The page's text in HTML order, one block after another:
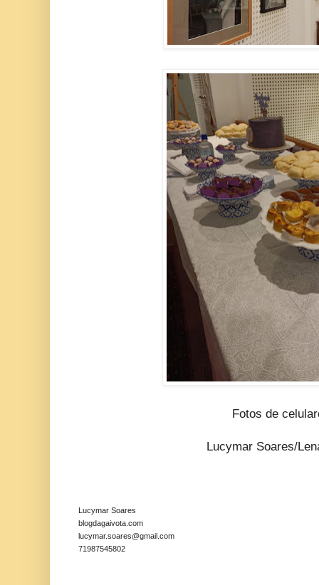
Fotos de
Lucymar Soares/
Lucymar Soares
blogdagaivota.com
lucymar.soares@gmail.com
71987545802